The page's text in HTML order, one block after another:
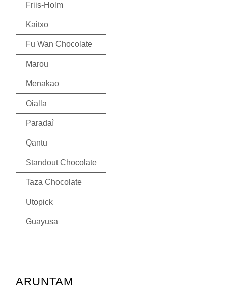
Friis-Holm
Kaitxo
Fu Wan Chocolate
Marou
Menakao
Oialla
Paradaì
Qantu
Standout Chocolate
Taza Chocolate
Utopick
Guayusa
ARUNTAM